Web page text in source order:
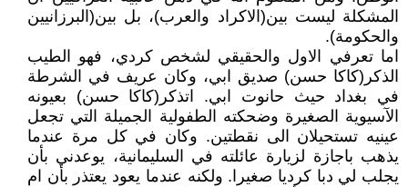
المشكلة ليست بين(الاكراد والعرب)، بل بين(البرزانيين
والحكومة).
اما تعرفي الاول والحقيقي لشخص كردي، فهو الطيب
الذكر(كاكا حسن) صديق ابي، وكان عريف في الشرطة
في بغداد حيث حانوت ابي. اتذكر(كاكا حسن) بعيونه
الآسيوية الصغيرة وضحكته الطفولية الجميلة التي تجعل
عينيه تستحيلان الى نقطتين. وكان في كل مرة عندما
يذهب باجازة لزيارة عائلته في السليمانية، يوعدني بأن
يجلب لي دبا كرديا صغيرا. ولكنه عندما يعود يعتذر بأن ام